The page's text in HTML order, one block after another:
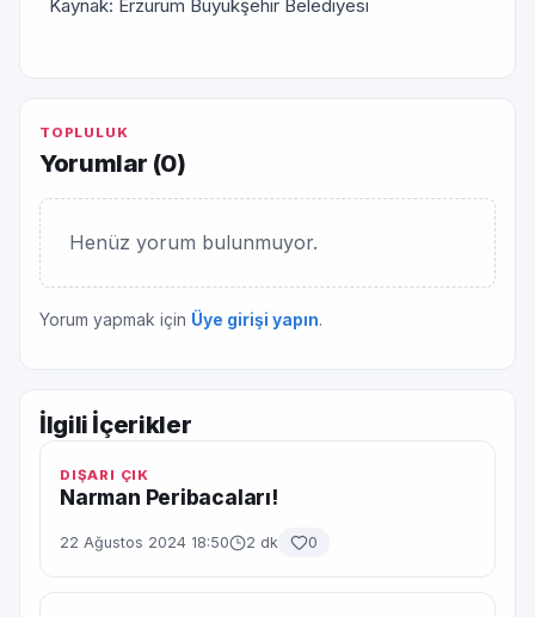
Kaynak: Erzurum Büyükşehir Belediyesi
TOPLULUK
Yorumlar (0)
Henüz yorum bulunmuyor.
Yorum yapmak için Üye girişi yapın.
İlgili İçerikler
DIŞARI ÇIK
Narman Peribacaları!
22 Ağustos 2024 18:50 2 dk 0